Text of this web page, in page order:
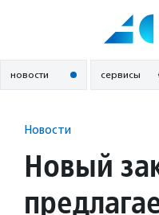
новости сервисы
Новости
Новый